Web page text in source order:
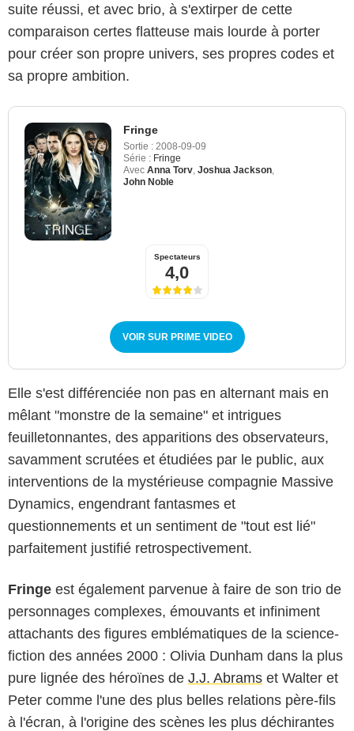
suite réussi, et avec brio, à s'extirper de cette
comparaison certes flatteuse mais lourde à porter
pour créer son propre univers, ses propres codes et
sa propre ambition.
Fringe
Sortie : 2008-09-09
Série : Fringe
Avec Anna Torv, Joshua Jackson,
John Noble
Spectateurs
4,0
VOIR SUR PRIME VIDEO
Elle s'est différenciée non pas en alternant mais en
mêlant "monstre de la semaine" et intrigues
feuilletonnantes, des apparitions des observateurs,
savamment scrutées et étudiées par le public, aux
interventions de la mystérieuse compagnie Massive
Dynamics, engendrant fantasmes et
questionnements et un sentiment de "tout est lié"
parfaitement justifié retrospectivement.
Fringe est également parvenue à faire de son trio de
personnages complexes, émouvants et infiniment
attachants des figures emblématiques de la science-
fiction des années 2000 : Olivia Dunham dans la plus
pure lignée des héroïnes de J.J. Abrams et Walter et
Peter comme l'une des plus belles relations père-fils
à l'écran, à l'origine des scènes les plus déchirantes
FR_tmdb